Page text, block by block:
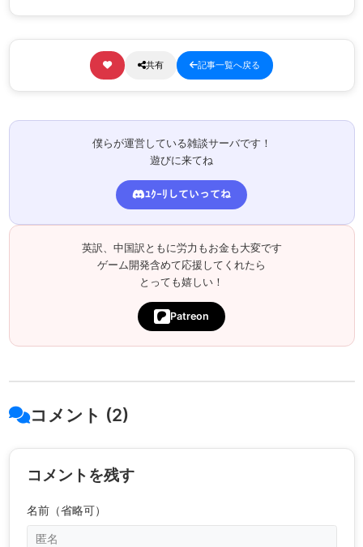
共有 記事一覧へ戻る
僕らが運営している雑談サーバです！
遊びに来てね
ﾕｸｰﾘしていってね
英訳、中国訳ともに労力もお金も大変です
ゲーム開発含めて応援してくれたら
とっても嬉しい！
Patreon
コメント (2)
コメントを残す
名前（省略可）